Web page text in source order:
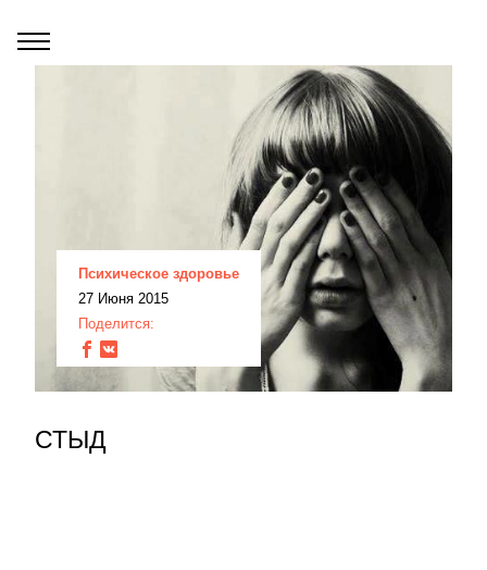
Психическое здоровье
27 Июня 2015
Поделится:
СТЫД